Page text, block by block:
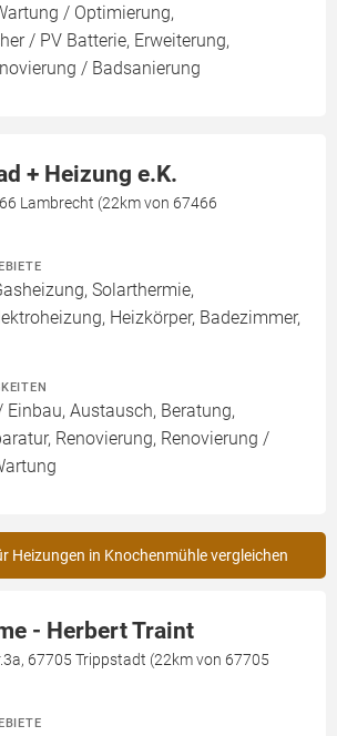
/ Optimierung,
/ PV Batterie, Erweiterung,
/ Badsanierung
+ Heizung e.K.
Lambrecht (22km von 67466
Solarthermie,
Heizkörper, Badezimmer,
Austausch, Beratung,
Renovierung, Renovierung /
Heizungen in Knochenmühle vergleichen
- Herbert Traint
67705 Trippstadt (22km von 67705